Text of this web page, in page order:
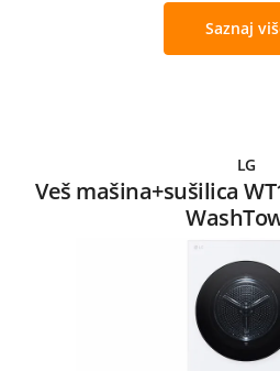
Saznaj
LG
Veš mašina+sušilica